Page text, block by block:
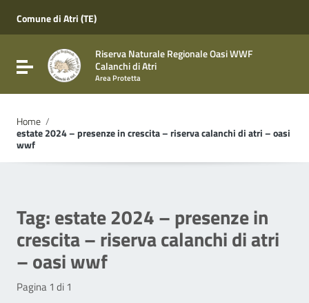
Vai al menu di navigazione
Vai al footer
Comune di Atri (TE)
Attiva / disattiva la navigazione
Riserva Naturale Regionale Oasi WWF
Calanchi di Atri
Area Protetta
Home /
estate 2024 – presenze in crescita – riserva calanchi di atri – oasi
wwf
Tag:estate 2024 – presenze in
crescita – riserva calanchi di atri
– oasi wwf
Pagina 1 di 1